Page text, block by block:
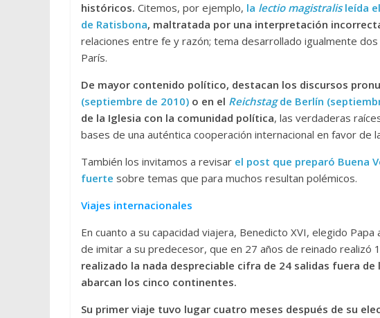
históricos. Citemos, por ejemplo, la lectio magistralisleída
de Ratisbona, maltratada por una interpretación
relaciones entre fe y razón; tema desarrollado igualmente
París.
De mayor contenido político, destacan los discursos
(septiembre de 2010) o en el Reichstagde Berlín
de la Iglesia con la comunidad política, las verdaderas
bases de una auténtica cooperación internacional en favor de
También los invitamos a revisar el post que preparó Buena
fuerte sobre temas que para muchos resultan polémicos.
Viajes internacionales
En cuanto a su capacidad viajera, Benedicto XVI, elegido
de imitar a su predecesor, que en 27 años de reinado realizó
realizado la nada despreciable cifra de 24 salidas fuera
abarcan los cinco continentes.
Su primer viaje tuvo lugar cuatro meses después de su